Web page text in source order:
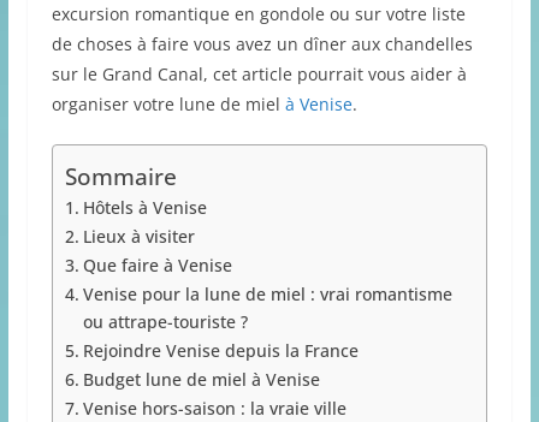
excursion romantique en gondole ou sur votre liste
de choses à faire vous avez un dîner aux chandelles
sur le Grand Canal, cet article pourrait vous aider à
organiser votre lune de miel à Venise.
Sommaire
Hôtels à Venise
Lieux à visiter
Que faire à Venise
Venise pour la lune de miel : vrai romantisme
ou attrape-touriste ?
Rejoindre Venise depuis la France
Budget lune de miel à Venise
Venise hors-saison : la vraie ville